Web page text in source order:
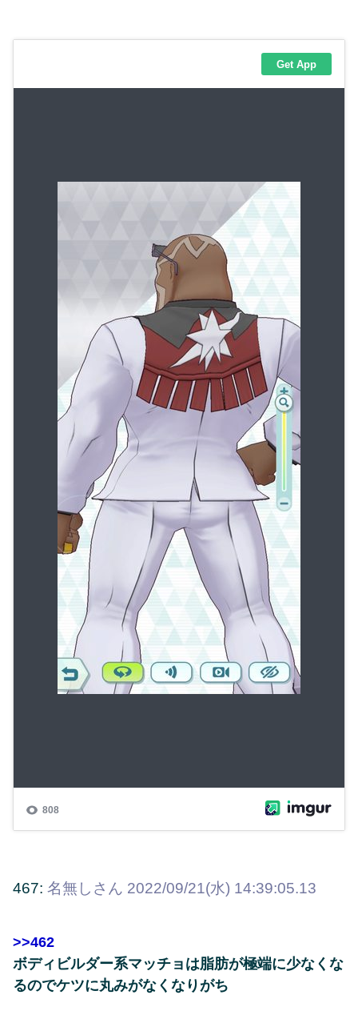
467: 名無しさん 2022/09/21(水) 14:39:05.13
>>462
ボディビルダー系マッチョは脂肪が極端に少なくな
るのでケツに丸みがなくなりがち